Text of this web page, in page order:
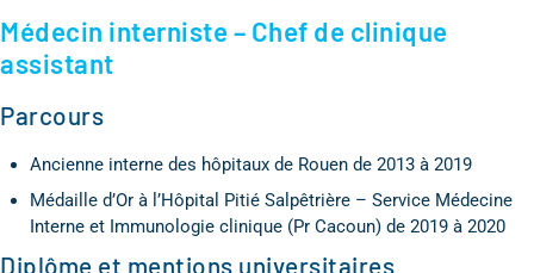
Médecin interniste – Chef de clinique
assistant
Parcours
Ancienne interne des hôpitaux de Rouen de 2013 à 2019
Médaille d’Or à l’Hôpital Pitié Salpêtrière – Service Médecine
Interne et Immunologie clinique (Pr Cacoun) de 2019 à 2020
Diplôme et mentions universitaires